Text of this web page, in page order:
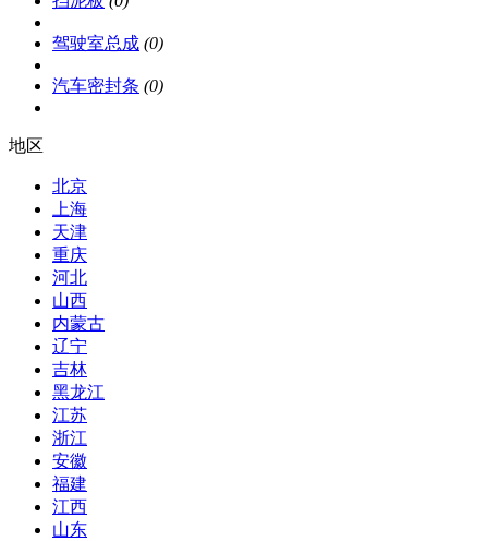
驾驶室总成 (0)
汽车密封条 (0)
地区
北京
上海
天津
重庆
河北
山西
内蒙古
辽宁
吉林
黑龙江
江苏
浙江
安徽
福建
江西
山东